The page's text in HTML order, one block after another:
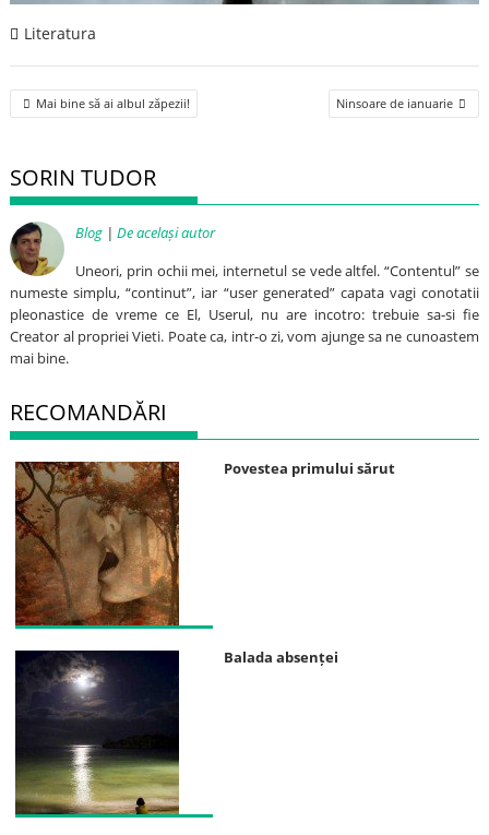
Literatura
Post
navigation
Mai bine să ai albul zăpezii! Ninsoare de ianuarie
SORIN TUDOR
Blog |De același autor
Uneori, prin ochii mei, internetul se vede altfel. “Contentul” se
numeste simplu, “continut”, iar “user generated” capata vagi conotatii
pleonastice de vreme ce El, Userul, nu are incotro: trebuie sa-si fie
Creator al propriei Vieti. Poate ca, intr-o zi, vom ajunge sa ne cunoastem
mai bine.
RECOMANDĂRI
Povestea primului sărut
Balada absenței